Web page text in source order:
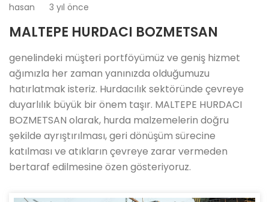
hasan 3 yıl önce
MALTEPE HURDACI BOZMETSAN
genelindeki müşteri portföyümüz ve geniş hizmet
ağımızla her zaman yanınızda olduğumuzu
hatırlatmak isteriz. Hurdacılık sektöründe çevreye
duyarlılık büyük bir önem taşır. MALTEPE HURDACI
BOZMETSAN olarak, hurda malzemelerin doğru
şekilde ayrıştırılması, geri dönüşüm sürecine
katılması ve atıkların çevreye zarar vermeden
bertaraf edilmesine özen gösteriyoruz.